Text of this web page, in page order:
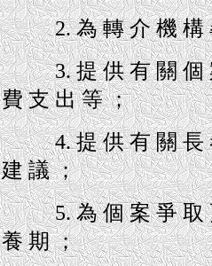
2. 為 轉 介 機 構 尋
3. 提 供 有 關 個 案
費 支 出 等 ；
4. 提 供 有 關 長 者
建 議 ；
5. 為 個 案 爭 取 更
養 期 ；